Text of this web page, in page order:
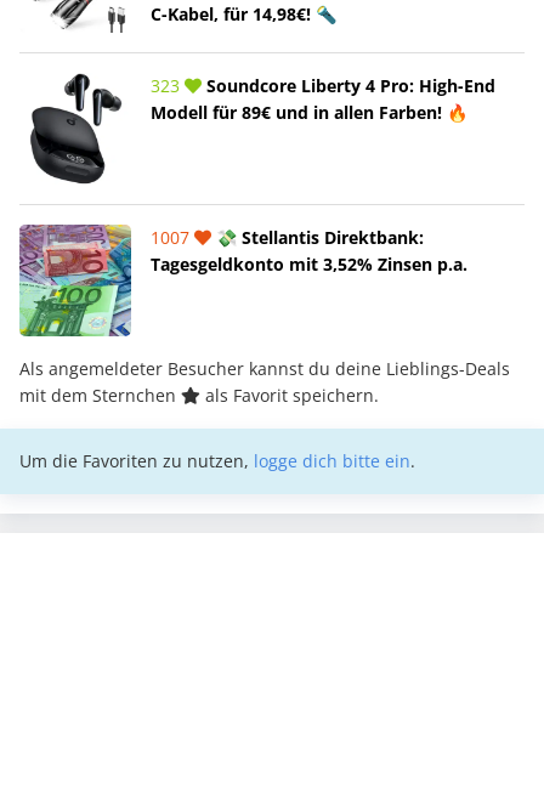
C-Kabel, für 14,98€! 🔦
323
Soundcore Liberty 4 Pro: High-End
Modell für 89€ und in allen Farben! 🔥
1007
💸 Stellantis Direktbank:
Tagesgeldkonto mit 3,52% Zinsen p.a.
Als angemeldeter Besucher kannst du deine Lieblings-Deals
mit dem Sternchen
als Favorit speichern.
Um die Favoriten zu nutzen, logge dich bitte ein.